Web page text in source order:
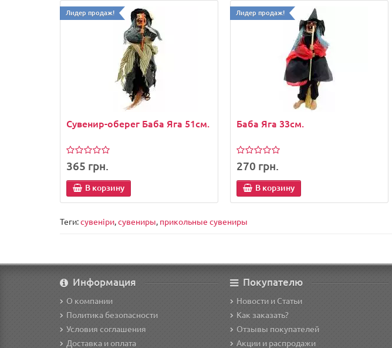
Лидер продаж!
Сувенир-оберег Баба Яга 51см.
365 грн.
В корзину
Лидер продаж!
Баба Яга 33см.
270 грн.
В корзину
Теги:сувеніри,сувениры, прикольные сувениры
Информация
О компании
Политика безопасности
Условия соглашения
Доставка и оплата
Покупателю
Новости и Статьи
Как заказать?
Отзывы покупателей
Акции и распродажи